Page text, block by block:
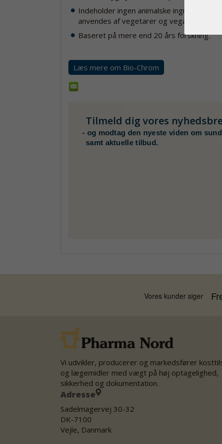
Indeholder ingen animalske ingredienser
anvendes af vegetarer og veganere.
Baseret på mere end 20 års forskning.
Læs mere om Bio-Chrom
Tilmeld dig vores
- og modtag den nyeste viden om
samt aktuelle tilbud.
Vi udvikler, producerer og markedsfører
og lægemidler med vægt på høj optagelighed,
sikkerhed og dokumentation.
Adresse
Sadelmagervej 30-32
DK-7100
Vejle, Danmark